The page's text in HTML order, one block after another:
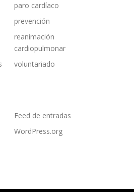
paro cardíaco
prevención
reanimación
cardiopulmonar
voluntariado
Feed de entradas
WordPress.org